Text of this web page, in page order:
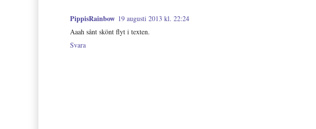
PippisRainbow 19 augusti 2013 kl. 22:24
Aaah sånt skönt flyt i texten.
Svara